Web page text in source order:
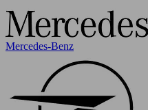
Mercedes-Benz